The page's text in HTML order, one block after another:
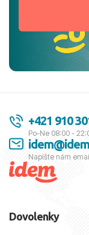
+421 910
Po-Ne 08:00 -
Napíšte nám
Dovolenky